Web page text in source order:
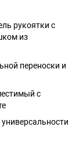
рукоятки с
из
переноски и
с